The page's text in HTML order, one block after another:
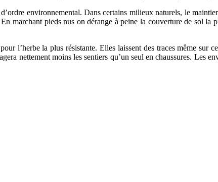
environnemental. Dans certains milieux naturels, le
marchant pieds nus on dérange à peine la couverture de sol
l’herbe la plus résistante. Elles laissent des traces même
nettement moins les sentiers qu’un seul en chaussures. Les